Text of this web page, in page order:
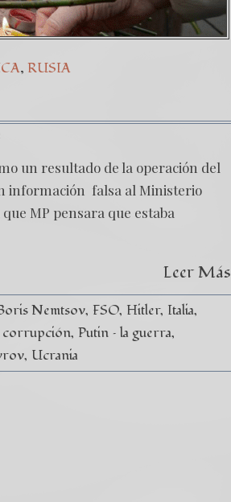
, RUSIA
un resultado de la operación del
información falsa al Ministerio
MP pensara que estaba
Leer Más
Nemtsov FSO Hitler Italia
corrupción Putin – la guerra
Ucrania